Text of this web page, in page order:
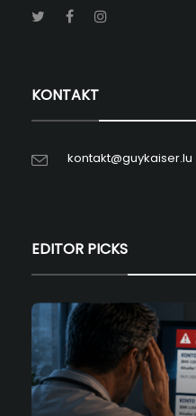
KONTAKT
kontakt@guykaiser.lu
EDITOR PICKS